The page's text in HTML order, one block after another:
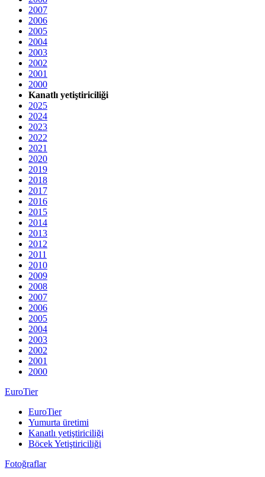
2007
2006
2005
2004
2003
2002
2001
2000
Kanatlı yetiştiriciliği
2025
2024
2023
2022
2021
2020
2019
2018
2017
2016
2015
2014
2013
2012
2011
2010
2009
2008
2007
2006
2005
2004
2003
2002
2001
2000
EuroTier
EuroTier
Yumurta üretimi
Kanatlı yetiştiriciliği
Böcek Yetiştiriciliği
Fotoğraflar